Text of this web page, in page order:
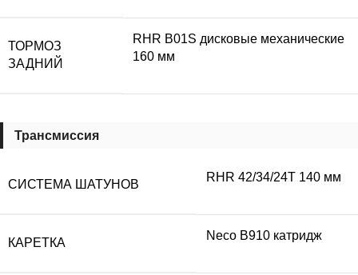
ТОРМОЗ
ЗАДНИЙ
RHR B01S дисковые механические
160 мм
Трансмиссия
СИСТЕМА ШАТУНОВ
RHR 42/34/24T 140 мм
КАРЕТКА
Neco B910 катридж